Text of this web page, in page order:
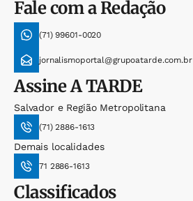
Fale com a Redação
(71) 99601-0020
jornalismoportal@grupoatarde.com.br
AssineA TARDE
Salvador e Região Metropolitana
(71) 2886-1613
Demais localidades
71 2886-1613
Classificados